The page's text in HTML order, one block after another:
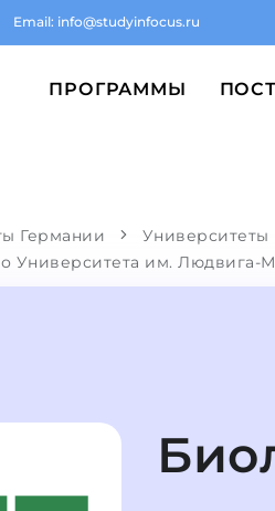
Email: info@studyinfocus.ru
ПРОГРАММЫ
Германии
Университета им. Людвига-